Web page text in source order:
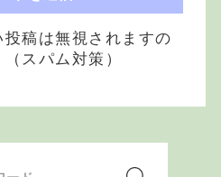
稿は無視されますの
スパム対策）